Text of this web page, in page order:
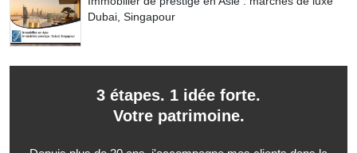
Dubai, Singapour
3 étapes. 1 idée forte.
Votre patrimoine.